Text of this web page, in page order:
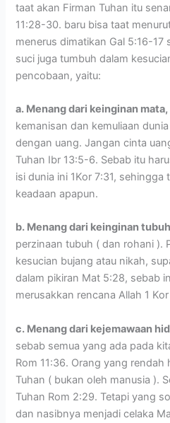
taat akan Firman Tuhan itu
11:28-30. baru bisa taat
menerus dimatikan Gal 5:16-17
suci juga tumbuh dalam
pencobaan, yaitu:
a. Menang dari keinginan mata,
kemanisan dan kemuliaan
dengan uang. Jangan cinta
Tuhan Ibr 13:5-6. Sebab itu
isi dunia ini 1Kor 7:31, sehingga
keadaan apapun.
b. Menang dari keinginan
perzinaan tubuh ( dan rohani ).
kesucian bujang atau nikah,
dalam pikiran Mat 5:28, sebab
merusakkan rencana Allah 1
c. Menang dari kejemawaan
sebab semua yang ada pada
Rom 11:36. Orang yang
Tuhan ( bukan oleh manusia ).
Tuhan Rom 2:29. Tetapi yang
dan nasibnya menjadi celaka